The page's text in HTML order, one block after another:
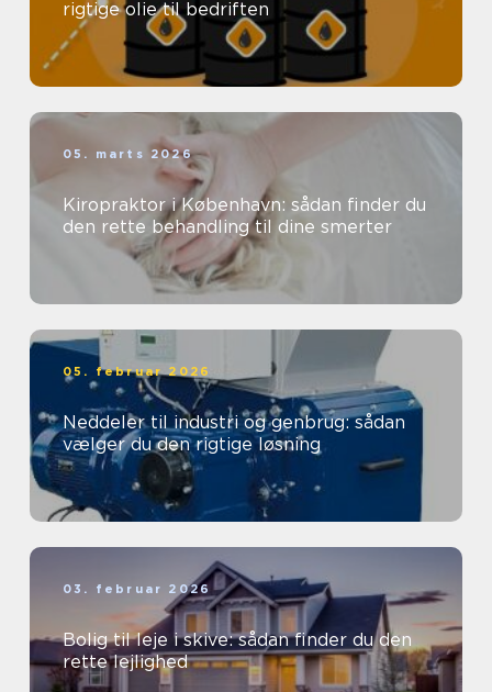
rigtige olie til bedriften
05. marts 2026
Kiropraktor i København: sådan finder du
den rette behandling til dine smerter
05. februar 2026
Neddeler til industri og genbrug: sådan
vælger du den rigtige løsning
03. februar 2026
Bolig til leje i skive: sådan finder du den
rette lejlighed